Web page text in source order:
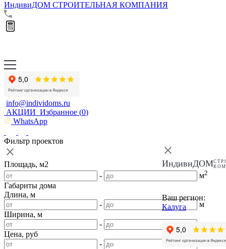
ИндивиДОМ СТРОИТЕЛЬНАЯ КОМПАНИЯ
info@individoms.ru
АКЦИИ Избранное (0)
WhatsApp
ИндивиДОМ
Ваш регион:
Калуга
Фильтр проектов
Площадь, м2
-
м2
Габариты дома
Длина, м
-
м
Ширина, м
-
Цена, руб
-